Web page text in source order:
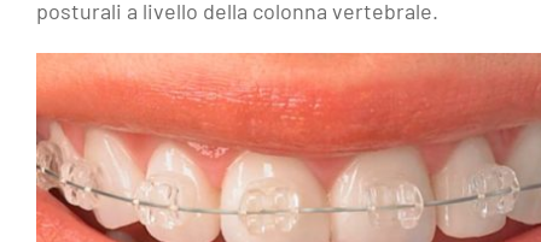
posturali a livello della colonna vertebrale.